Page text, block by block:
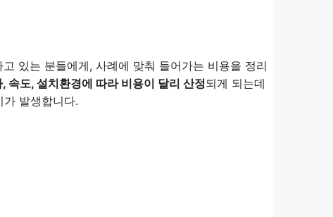
있는 분들에게, 사례에 맞춰 들어가는 비용을 정리
, 속도, 설치환경에 따라 비용이 달리 산정되게 되는데
발생합니다.